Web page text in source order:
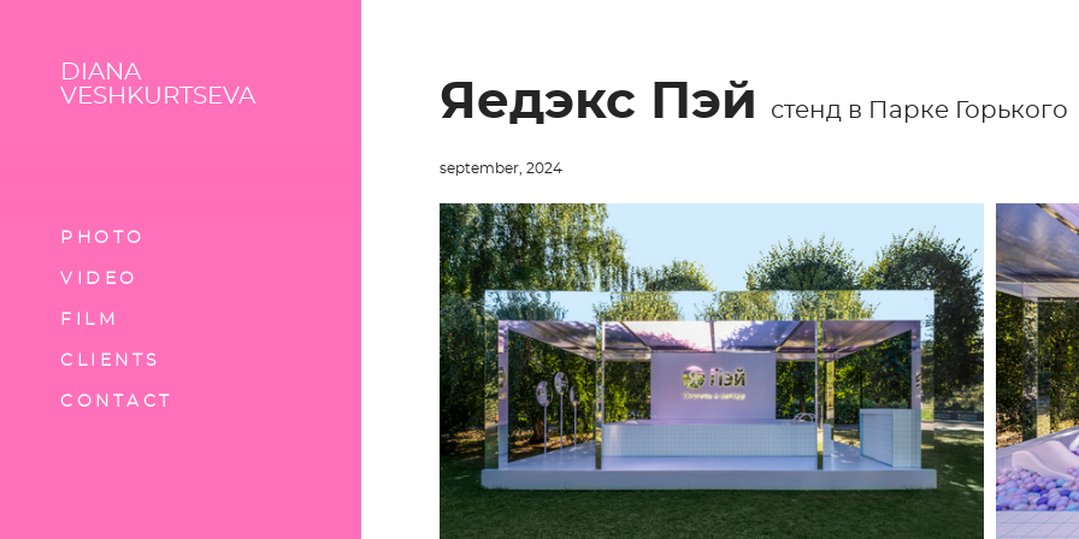
DIANA
VESHKURTSEVA
PHOTO
VIDEO
FILM
CLIENTS
CONTACT
Яедэкс Пэй стенд в Парке Горького
september, 2024